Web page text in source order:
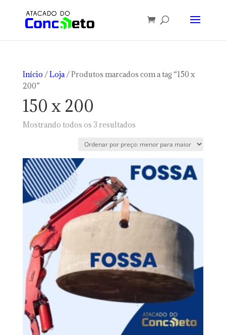
Início /Loja/ Produtos marcados com a tag “150 x
200”
150 x 200
Mostrando todos os 3 resultadosClassificado
preço:
baixo
para
alto